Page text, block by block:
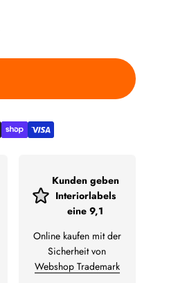
Kunden geben
Interiorlabels
eine 9,1
Online kaufen mit der
Sicherheit von
Webshop Trademark